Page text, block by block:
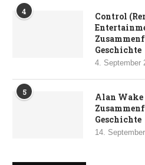
4
Control
Geschichte
4. September
5
Alan Wake
Geschichte
14.